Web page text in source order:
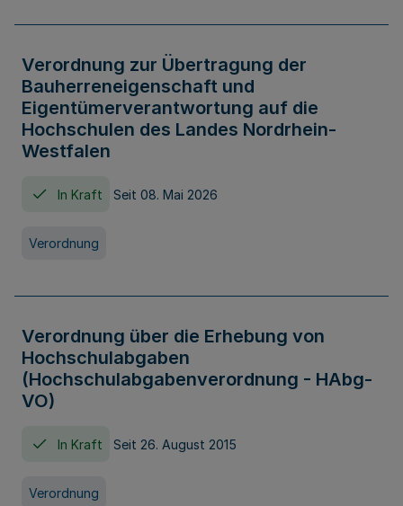
Verordnung zur Übertragung der
Bauherreneigenschaft und
Eigentümerverantwortung auf die
Hochschulen des Landes Nordrhein-
Westfalen
In Kraft Seit 08. Mai 2026
Verordnung
Verordnung über die Erhebung von
Hochschulabgaben
(Hochschulabgabenverordnung - HAbg-
VO)
In Kraft Seit 26. August 2015
Verordnung